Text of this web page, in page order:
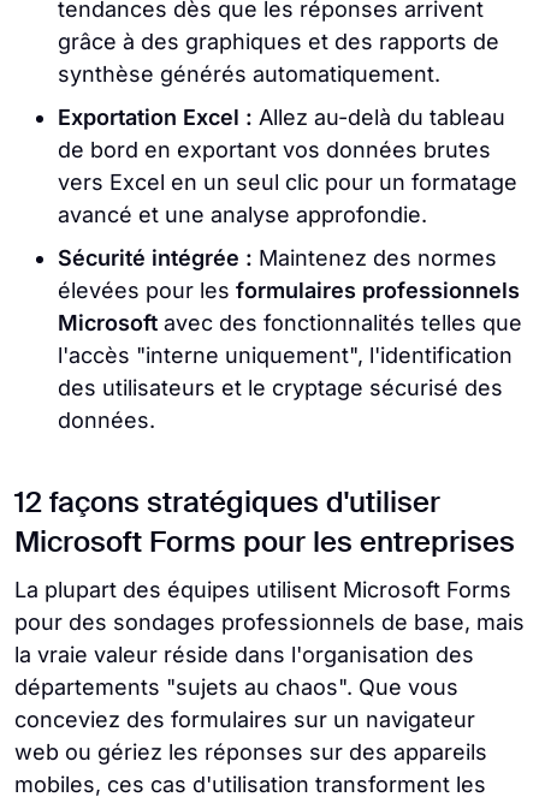
tendances dès que les réponses arrivent
grâce à des graphiques et des rapports de
synthèse générés automatiquement.
Exportation Excel : Allez au-delà du tableau
de bord en exportant vos données brutes
vers Excel en un seul clic pour un formatage
avancé et une analyse approfondie.
Sécurité intégrée : Maintenez des normes
élevées pour les formulaires professionnels
Microsoft avec des fonctionnalités telles que
l'accès "interne uniquement", l'identification
des utilisateurs et le cryptage sécurisé des
données.
12 façons stratégiques d'utiliser
Microsoft Forms pour les entreprises
La plupart des équipes utilisent Microsoft Forms
pour des sondages professionnels de base, mais
la vraie valeur réside dans l'organisation des
départements "sujets au chaos". Que vous
conceviez des formulaires sur un navigateur
web ou gériez les réponses sur des appareils
mobiles, ces cas d'utilisation transforment les